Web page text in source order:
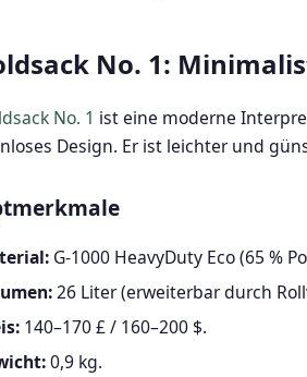
No. 1:
No. 1 ist eine moderne
Design. Er ist leichter und
G-1000 HeavyDuty Eco (65 %
26 Liter (erweiterbar durch
140–170 £ / 160–200 $.
0,9 kg.